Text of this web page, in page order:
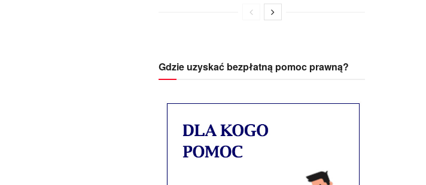
Gdzie uzyskać bezpłatną pomoc prawną?